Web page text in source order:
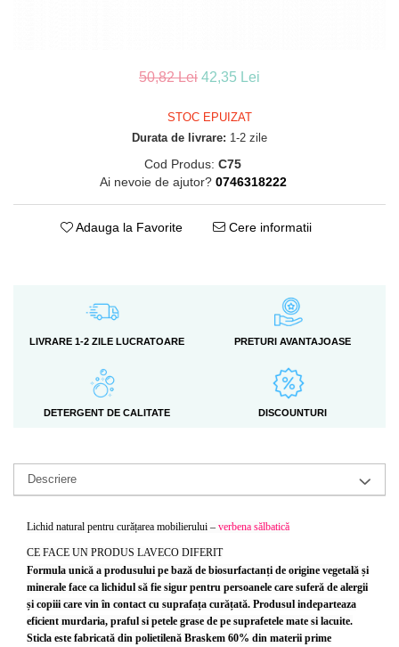
50,82 Lei 42,35 Lei
STOC EPUIZAT
Durata de livrare: 1-2 zile
Cod Produs: C75
Ai nevoie de ajutor? 0746318222
Adauga la Favorite Cere informatii
LIVRARE 1-2 ZILE LUCRATOARE PRETURI AVANTAJOASE
DETERGENT DE CALITATE DISCOUNTURI
Descriere
Lichid natural pentru curățarea mobilierului – verbena sălbatică
CE FACE UN PRODUS LAVECO DIFERIT
Formula unică a produsului pe bază de biosurfactanți de origine vegetală și
minerale face ca lichidul să fie sigur pentru persoanele care suferă de alergii
și copiii care vin în contact cu suprafața curățată. Produsul indeparteaza
eficient murdaria, praful si petele grase de pe suprafetele mate si lacuite.
Sticla este fabricată din polietilenă Braskem 60% din materii prime